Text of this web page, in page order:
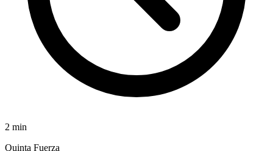
2 min
Quinta Fuerza